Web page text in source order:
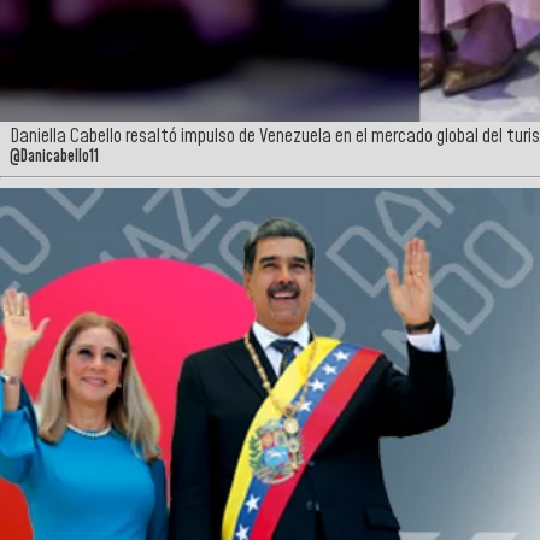
Daniella Cabello resaltó impulso de Venezuela en el mercado global del
@Danicabello11